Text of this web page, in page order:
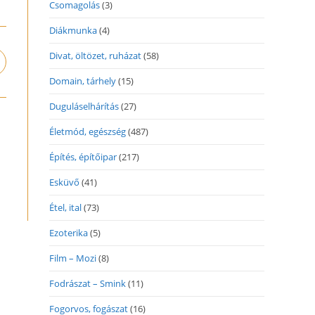
Csomagolás(3)
Diákmunka(4)
Divat, öltözet, ruházat(58)
Domain, tárhely(15)
Duguláselhárítás(27)
Életmód, egészség(487)
Építés, építőipar(217)
Esküvő (41)
Étel, ital(73)
Ezoterika(5)
Film – Mozi(8)
Fodrászat – Smink(11)
Fogorvos, fogászat(16)